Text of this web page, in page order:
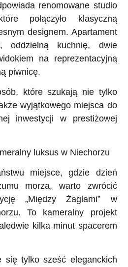
renomowane studio
połączyło klasyczną
designem. Apartament
oddzielną kuchnię, dwie
na reprezentacyjną
piwnicę.
które szukają nie tylko
wyjątkowego miejsca do
inwestycji w prestiżowej
luksus w Niechorzu
miejsce, gdzie dzień
morza, warto zwrócić
„Między Żaglami” w
To kameralny projekt
kilka minut spacerem
się tylko sześć eleganckich